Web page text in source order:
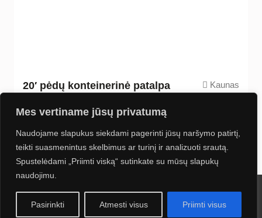
Mes vertiname jūsų privatumą
Naudojame slapukus siekdami pagerinti jūsų naršymo patirtį,
teikti suasmenintus skelbimus ar turinį ir analizuoti srautą.
Spustelėdami „Priimti viską“ sutinkate su mūsų slapukų
naudojimu.
Pasirinkti Atmesti visus Priimti visus
20′ pėdų konteinerinė patalpa Kaunas
2 33,19m 3
2024 UAB Kontineta. Visos teisės saugomos. Sprendimas:
Navus